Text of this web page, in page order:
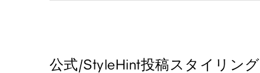
公式/StyleHint投稿スタイリング